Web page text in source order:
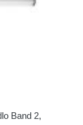
Band 2,